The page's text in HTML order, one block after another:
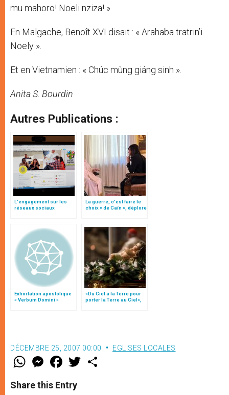
mu mahoro! Noeli nziza! »
En Malgache, Benoît XVI disait : « Arahaba tratrin’i
Noely ».
Et en Vietnamien : « Chúc mùng giáng sinh ».
Anita S. Bourdin
Autres Publications :
L’engagement sur les
réseaux sociaux
La guerre, c’est faire le
choix « de Caïn », déplore
Exhortation apostolique
« Verbum Domini »
«Du Ciel à la Terre pour
porter la Terre au Ciel»,
DÉCEMBRE 25, 2007 00:00 EGLISES LOCALES
W
t
s
M
e
s
e
F
a
e
b
w
Share this Entry